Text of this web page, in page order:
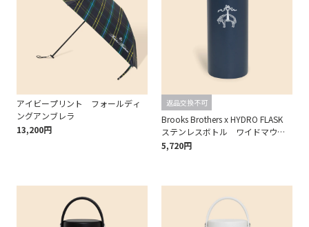
アイビープリント フォールディ
ングアンブレラ
13,200円
返品交換不可
Brooks Brothers x HYDRO FLASK
ステンレスボトル ワイドマウ
ス 16oz
5,720円